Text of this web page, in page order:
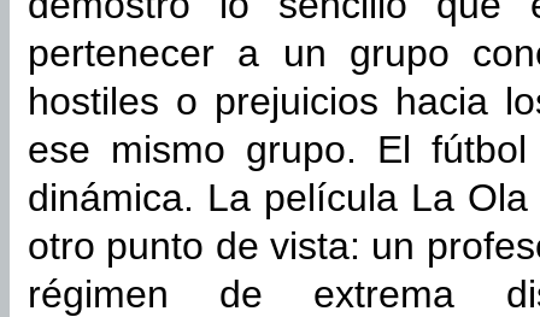
pertenecer a un grupo
hostiles o prejuicios hacia
ese mismo grupo. El
dinámica. La película La
otro punto de vista: un
régimen de extrema